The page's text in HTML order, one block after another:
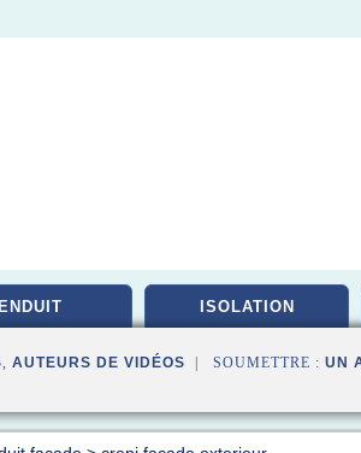
ENDUIT ISOLATION
, AUTEURS DE VIDÉOS | SOUMETTRE : UN